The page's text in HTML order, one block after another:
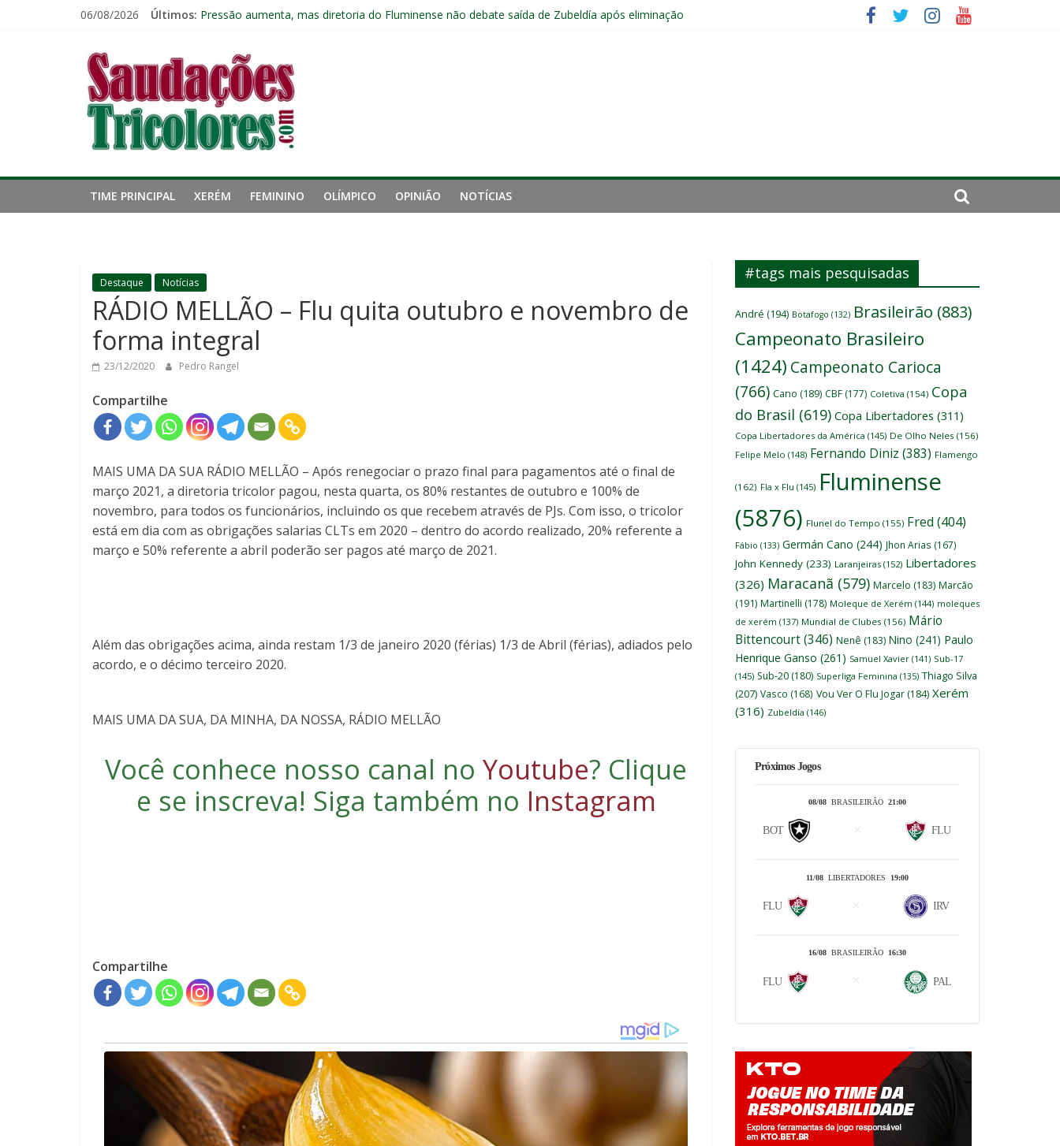
06/08/2026 Últimos: Fluminense chega a seis jogos sem vencer após eliminação para o Vasco
Eliminação para o Vasco amplia jejum do Fluminense para seis jogos, a pior sequência desde a crise de 2024
Reféns da própria inércia: A manutenção de Zubeldía e o risco de jogar o ano do Flu no lixo
Saudações
Tricolores
TIME PRINCIPAL XERÉM FEMININO OLÍMPICO OPINIÃO NOTÍCIAS
Destaque Notícias
RÁDIO MELLÃO – Flu quita outubro e novembro de
forma integral
23/12/2020 Pedro Rangel
Compartilhe
MAIS UMA DA SUA RÁDIO MELLÃO – Após renegociar o prazo final para pagamentos até o final de
março 2021, a diretoria tricolor pagou, nesta quarta, os 80% restantes de outubro e 100% de
novembro, para todos os funcionários, incluindo os que recebem através de PJs. Com isso, o tricolor
está em dia com as obrigações salarias CLTs em 2020 – dentro do acordo realizado, 20% referente a
março e 50% referente a abril poderão ser pagos até março de 2021.
Além das obrigações acima, ainda restam 1/3 de janeiro 2020 (férias) 1/3 de Abril (férias), adiados pelo
acordo, e o décimo terceiro 2020.
MAIS UMA DA SUA, DA MINHA, DA NOSSA, RÁDIO MELLÃO
Você conhece nosso canal no Youtube? Clique
e se inscreva! Siga também no Instagram
Compartilhe
#tags mais pesquisadas
André (194) Botafogo (132) Brasileirão (883)
Campeonato Brasileiro
(1424) Campeonato Carioca
(766) Cano (189) CBF (177) Coletiva (154) Copa
do Brasil (619) Copa Libertadores (311)
Copa Libertadores da América (145) De Olho Neles (156)
Felipe Melo (148) Fernando Diniz (383) Flamengo
(162) Fla x Flu (145) Fluminense
(5876) Flunel do Tempo (155) Fred (404)
Fábio (133) Germán Cano (244) Jhon Arias (167)
John Kennedy (233) Laranjeiras (152) Libertadores
(326) Maracanã (579) Marcelo (183) Marcão
(191) Martinelli (178) Moleque de Xerém (144) moleques
de xerém (137) Mundial de Clubes (156) Mário
Bittencourt(346) Nenê (183) Nino (241) Paulo
Henrique Ganso (261) Samuel Xavier (141) Sub-17
(145) Sub-20 (180) Superliga Feminina (135) Thiago Silva
(207) Vasco (168) Vou Ver O Flu Jogar (184) Xerém
(316) Zubeldía (146)
Próximos Jogos
08/08 BRASILEIRÃO 21:00
BOT FLU
11/08 LIBERTADORES 19:00
FLU IRV
16/08 BRASILEIRÃO 16:30
FLU PAL